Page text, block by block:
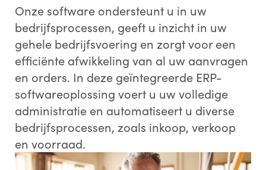
Onze software ondersteunt u in uw
bedrijfsprocessen, geeft u inzicht in uw
gehele bedrijfsvoering en zorgt voor een
efficiënte afwikkeling van al uw aanvragen
en orders. In deze geïntegreerde ERP-
softwareoplossing voert u uw volledige
administratie en automatiseert u diverse
bedrijfsprocessen, zoals inkoop, verkoop
en voorraad.